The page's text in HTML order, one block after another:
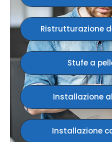
Ristrutturazione
Stufe a
Installazione
Installazione